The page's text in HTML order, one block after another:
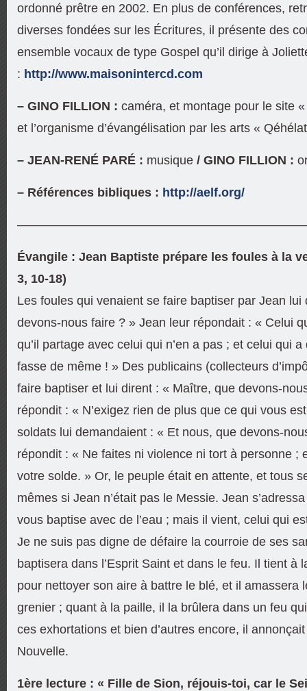
ordonné prêtre en 2002. En plus de conférences,
diverses fondées sur les Écritures, il présente des
ensemble vocaux de type Gospel qu’il dirige à
: http://www.maisonintercd.com
– GINO FILLION : caméra, et montage pour le site
et l’organisme d’évangélisation par les arts «
– JEAN-RENÉ PARÉ : musique / GINO FILLION :
– Références bibliques : http://aelf.org/
Évangile : Jean Baptiste prépare les foules à la
3, 10-18)
Les foules qui venaient se faire baptiser par Jean lui
devons-nous faire ? » Jean leur répondait : « Celui
qu’il partage avec celui qui n’en a pas ; et celui qui a
fasse de même ! » Des publicains (collecteurs
faire baptiser et lui dirent : « Maître, que devons-
répondit : « N’exigez rien de plus que ce qui vous
soldats lui demandaient : « Et nous, que devons-
répondit : « Ne faites ni violence ni tort à personne ;
votre solde. » Or, le peuple était en attente, et tous
mêmes si Jean n’était pas le Messie. Jean
vous baptise avec de l’eau ; mais il vient, celui qui
Je ne suis pas digne de défaire la courroie de ses
baptisera dans l’Esprit Saint et dans le feu. Il tient à
pour nettoyer son aire à battre le blé, et il amassera
grenier ; quant à la paille, il la brûlera dans un feu
ces exhortations et bien d’autres encore, il
Nouvelle.
1ère lecture : « Fille de Sion, réjouis-toi, car le